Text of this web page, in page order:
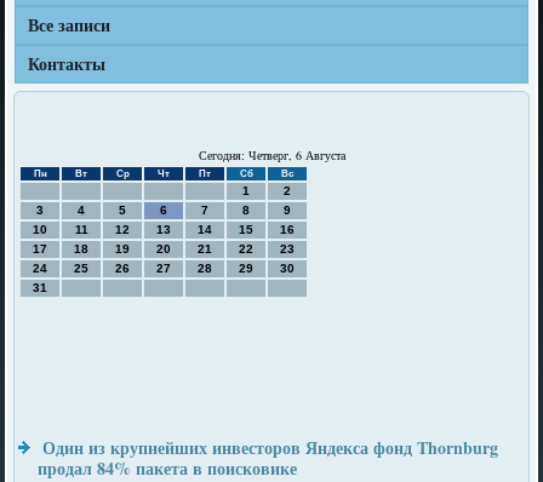
Все записи
Контакты
Сегодня: Четверг, 6 Августа
Пн Вт Ср Чт Пт Сб Вс
1
2
3
4 5 6 7 8
9
10
11 12 13 14 15
16
17
18 19 20 21 22
23
24
25 26 27 28 29
30
31
Один из крупнейших инвесторов Яндекса фонд Thornburg
продал 84% пакета в поисковике